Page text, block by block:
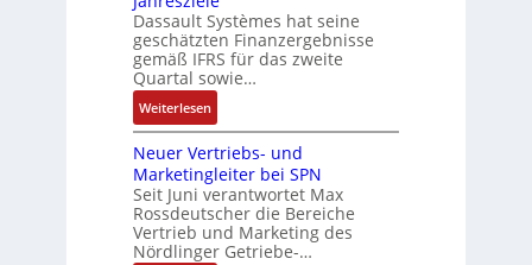
b
a
u
:
P
o
s
i
t
i
v
e
o
d
e
r
g
u
l
a
t
i
o
n
t
d
e
r
F
a
b
r
i
k
S
y
s
t
e
m
t
e
c
h
n
Dassault Systèmes hat seine
geschätzten Finanzergebnisse
gemäß IFRS für das zweite
Quartal sowie…
Weiterlesen:
D
a
s
s
a
u
Neuer Vertriebs- und
Marketingleiter bei SPN
Seit Juni verantwortet Max
Rossdeutscher die Bereiche
Vertrieb und Marketing des
Nördlinger Getriebe-…